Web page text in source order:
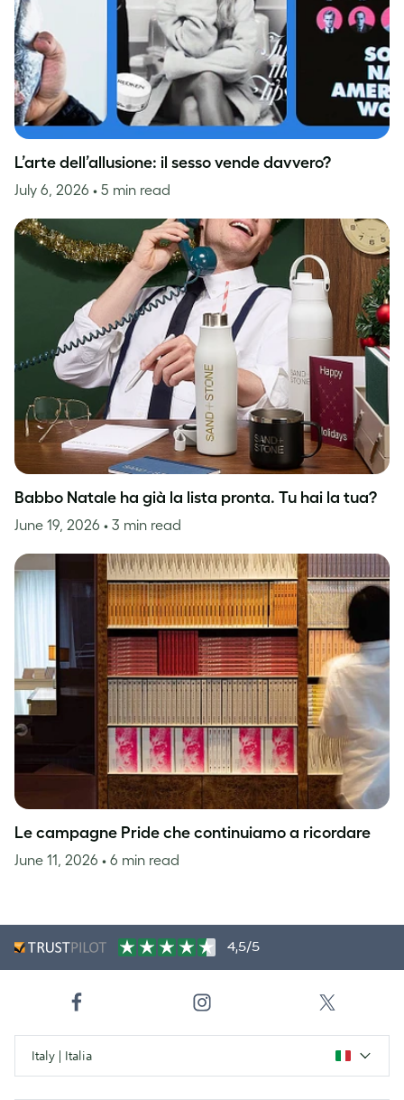
L’arte dell’allusione: il sesso vende davvero?
July 6, 2026 • 5 min read
Babbo Natale ha già la lista pronta. Tu hai la tua?
June 19, 2026 • 3 min read
Le campagne Pride che continuiamo a ricordare
June 11, 2026 • 6 min read
4,5/5
Italy | Italia